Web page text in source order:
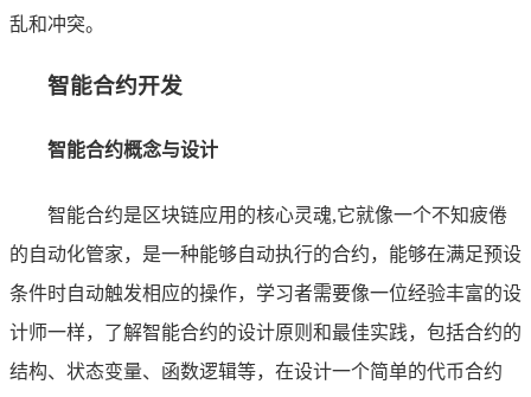
乱和冲突。
智能合约开发
智能合约概念与设计
智能合约是区块链应用的核心灵魂,它就像一个不知疲倦
的自动化管家，是一种能够自动执行的合约，能够在满足预设
条件时自动触发相应的操作，学习者需要像一位经验丰富的设
计师一样，了解智能合约的设计原则和最佳实践，包括合约的
结构、状态变量、函数逻辑等，在设计一个简单的代币合约